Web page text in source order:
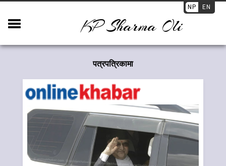
NP EN
KP Sharma Oli
पत्रपत्रिकामा